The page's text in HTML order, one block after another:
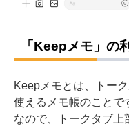
「Keepメモ」の
Keepメモとは、トー
使えるメモ帳のことで
なので、トークタブ上